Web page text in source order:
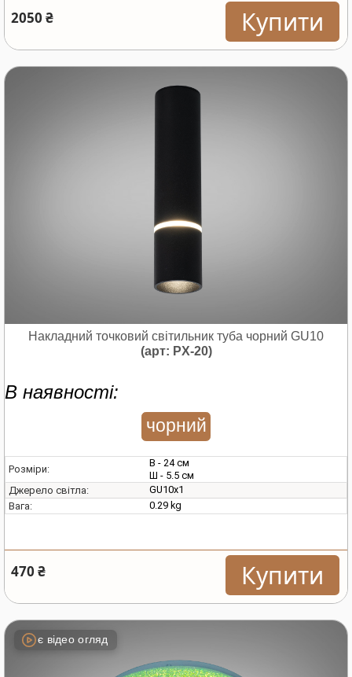
2050 ₴ Купити
Накладний точковий світильник туба чорний GU10
(арт: PX-20)
В наявності:
чорний
Розміри:
В - 24 см
Ш - 5.5 см
Джерело світла:
GU10х1
Вага:
0.29 kg
470 ₴ Купити
є відео огляд